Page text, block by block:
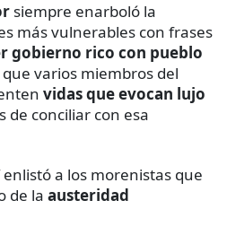
siempre enarboló la
más vulnerables con frases
gobierno rico con pueblo
varios miembros del
vidas que evocan lujo
de conciliar con esa
a los morenistas que
de la austeridad